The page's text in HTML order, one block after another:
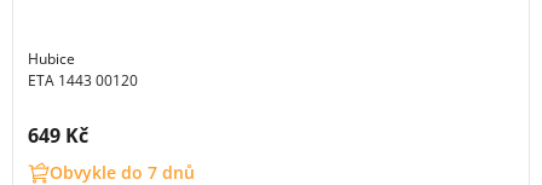
Hubice
ETA 1443 00120
Cena s DPH:
649 Kč
Obvykle do 7 dnů